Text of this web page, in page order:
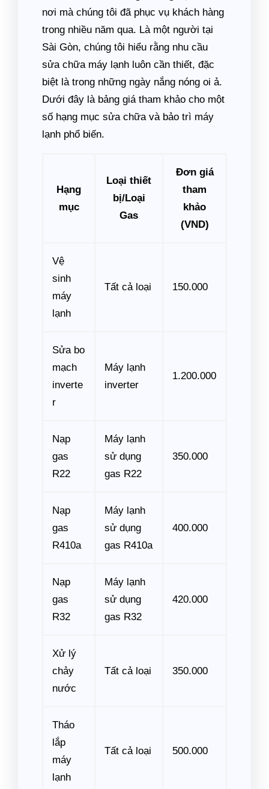
nơi mà chúng tôi đã phục vụ khách hàng
trong nhiều năm qua. Là một người tại
Sài Gòn, chúng tôi hiểu rằng nhu cầu
sửa chữa máy lạnh luôn cần thiết, đặc
biệt là trong những ngày nắng nóng oi ả.
Dưới đây là bảng giá tham khảo cho một
số hạng mục sửa chữa và bảo trì máy
lạnh phổ biến.
Hạng
mục
Loại thiết
bị/Loại
Gas
Đơn giá
tham
khảo
(VND)
Vệ
sinh
máy
lạnh
Tất cả loại 150.000
Sửa bo
mạch
inverte
r
Máy lạnh
inverter
1.200.000
Nạp
gas
R22
Máy lạnh
sử dụng
gas R22
350.000
Nạp
gas
R410a
Máy lạnh
sử dụng
gas R410a
400.000
Nạp
gas
R32
Máy lạnh
sử dụng
gas R32
420.000
Xử lý
chảy
nước
Tất cả loại 350.000
Tháo
lắp
máy
lạnh
Tất cả loại 500.000